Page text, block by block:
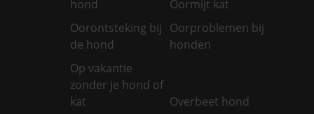
hond
Oormijt kat
Oorontsteking bij
de hond
Oorproblemen bij
honden
Op vakantie
zonder je hond of
kat
Overbeet hond